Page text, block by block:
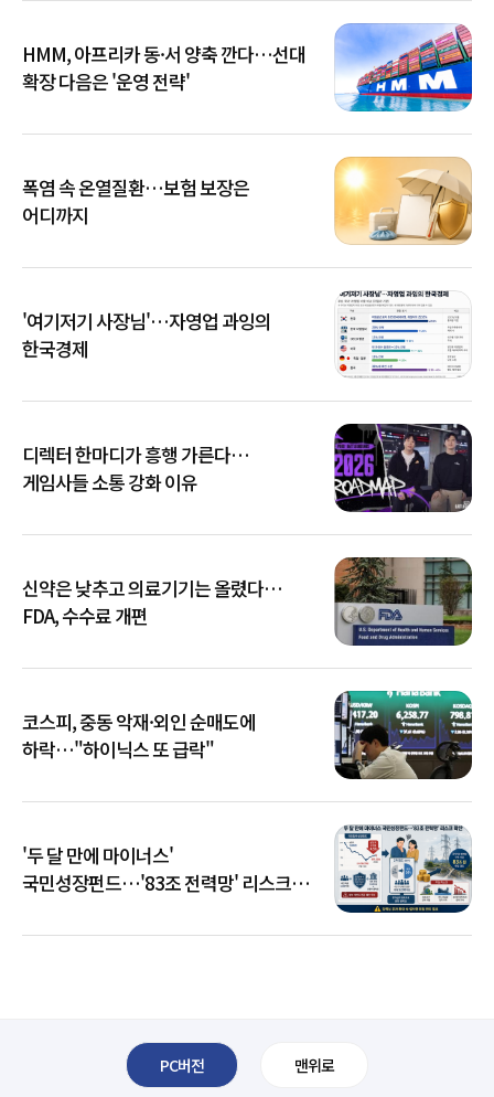
HMM, 아프리카 동·서 양축 깐다…선대
확장 다음은 '운영 전략'
폭염 속 온열질환…보험 보장은
어디까지
'여기저기 사장님'…자영업 과잉의
한국경제
디렉터 한마디가 흥행 가른다…
게임사들 소통 강화 이유
신약은 낮추고 의료기기는 올렸다…
FDA, 수수료 개편
코스피, 중동 악재·외인 순매도에
하락…"하이닉스 또 급락"
'두 달 만에 마이너스'
국민성장펀드…'83조 전력망' 리스크
PC버전 맨위로